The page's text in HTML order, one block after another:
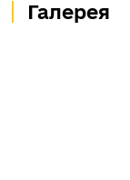
Галерея